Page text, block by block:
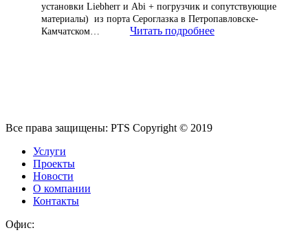
установки Liebherr и Abi + погрузчик и сопутствующие
материалы) из порта Сероглазка в Петропавловске-
Камчатском…
Читать подробнее
Все права защищены: PTS Copyright © 2019
Услуги
Проекты
Новости
О компании
Контакты
Офис: